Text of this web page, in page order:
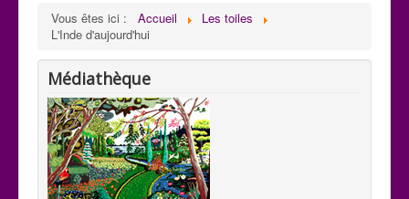
Paysage: Création de Mani
H : 0,59m x L : 0,75m
Vous êtes ici : Accueil
Les toiles
L'Inde d'aujourd'hui
Médiathèque